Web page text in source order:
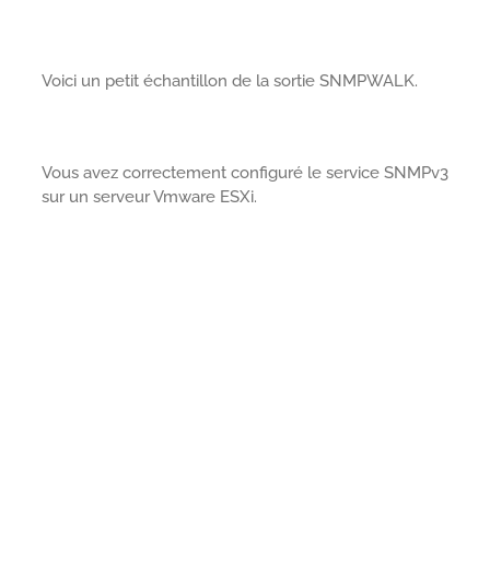
Voici un petit échantillon de la sortie SNMPWALK.
Vous avez correctement configuré le service SNMPv3
sur un serveur Vmware ESXi.